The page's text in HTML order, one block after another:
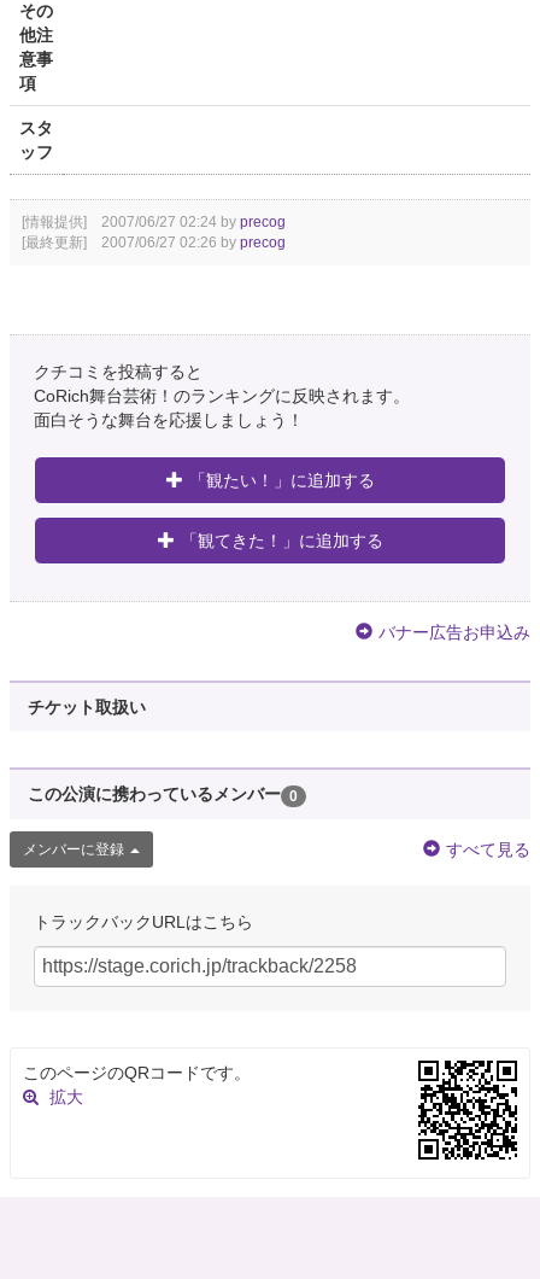
その
他注
意事
項
スタ
ッフ
[情報提供] 2007/06/27 02:24 by precog
[最終更新] 2007/06/27 02:26 by precog
クチコミを投稿すると
CoRich舞台芸術！のランキングに反映されます。
面白そうな舞台を応援しましょう！
「観たい！」に追加する
「観てきた！」に追加する
バナー広告お申込み
チケット取扱い
この公演に携わっているメンバー 0
メンバーに登録 すべて見る
トラックバックURLはこちら
このページのQRコードです。
拡大